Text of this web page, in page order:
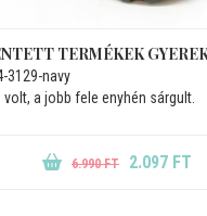
TERMÉKEK
3129-navy
volt, a jobb fele enyhén sárgult.
6.990 FT 2.097 FT